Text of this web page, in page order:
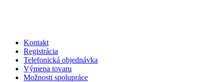
Kontakt
Registrácia
Telefonická objednávka
Výmena tovaru
Možnosti spolupráce